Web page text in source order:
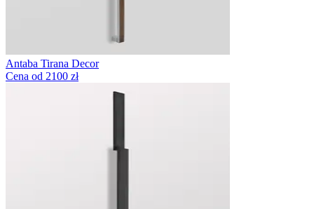
Antaba Tirana Decor
Cena od 2100 zł